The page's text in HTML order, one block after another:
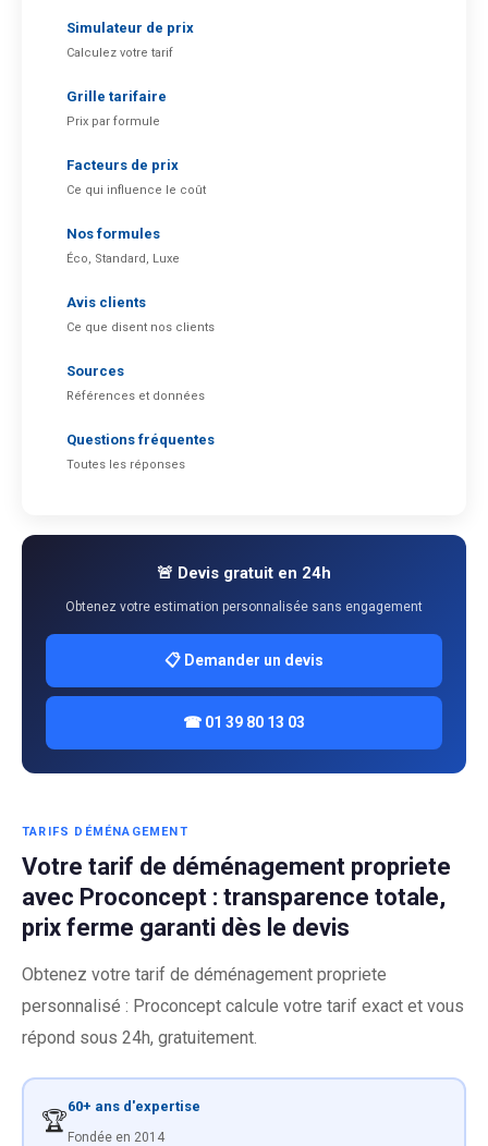
Simulateur de prix
Calculez votre tarif
Grille tarifaire
Prix par formule
Facteurs de prix
Ce qui influence le coût
Nos formules
Éco, Standard, Luxe
Avis clients
Ce que disent nos clients
Sources
Références et données
Questions fréquentes
Toutes les réponses
🚨 Devis gratuit en 24h
Obtenez votre estimation personnalisée sans engagement
📋 Demander un devis
☎ 01 39 80 13 03
TARIFS DÉMÉNAGEMENT
Votre tarif de déménagement propriete
avec Proconcept : transparence totale,
prix ferme garanti dès le devis
Obtenez votre tarif de déménagement propriete
personnalisé : Proconcept calcule votre tarif exact et vous
répond sous 24h, gratuitement.
🏆
60+ ans d'expertise
Fondée en 2014